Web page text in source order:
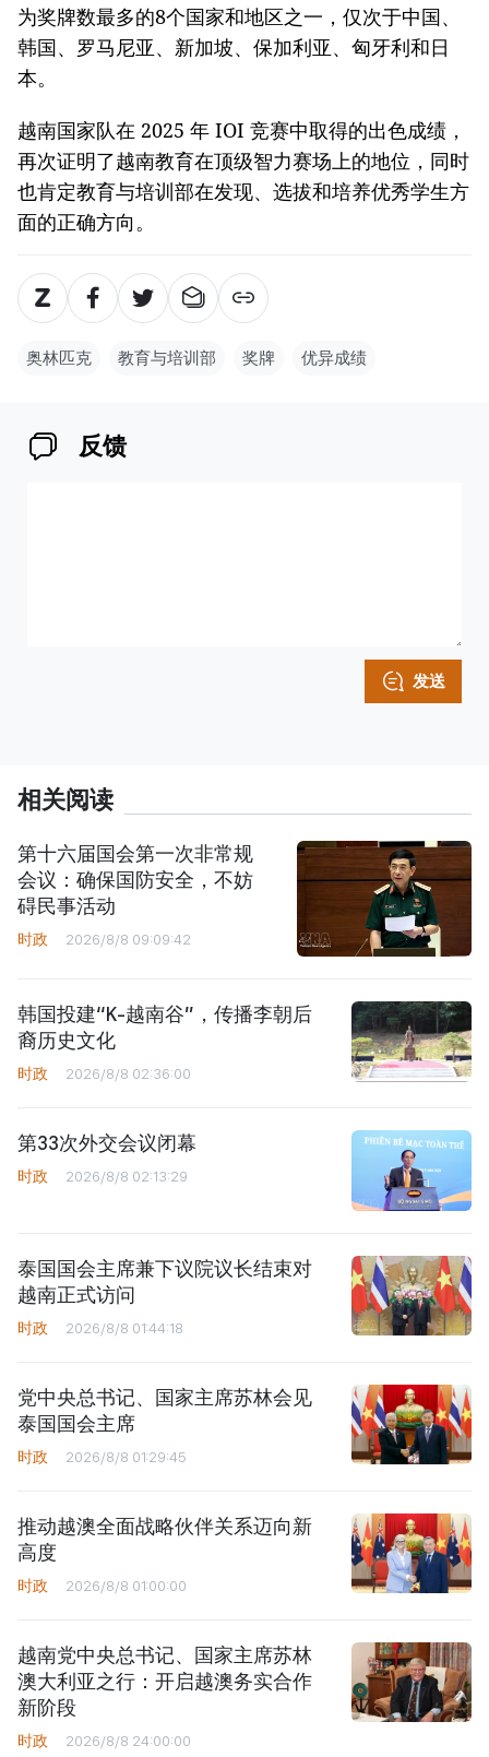
为奖牌数最多的8个国家和地区之一，仅次于中国、
韩国、罗马尼亚、新加坡、保加利亚、匈牙利和日
本。
越南国家队在 2025 年 IOI 竞赛中取得的出色成绩，
再次证明了越南教育在顶级智力赛场上的地位，同时
也肯定教育与培训部在发现、选拔和培养优秀学生方
面的正确方向。
奥林匹克 教育与培训部 奖牌 优异成绩
反馈
发送
相关阅读
第十六届国会第一次非常规
会议：确保国防安全，不妨
碍民事活动
时政 2026/8/8 09:09:42
韩国投建“K-越南谷”，传播李朝后
裔历史文化
时政 2026/8/8 02:36:00
第33次外交会议闭幕
时政 2026/8/8 02:13:29
泰国国会主席兼下议院议长结束对
越南正式访问
时政 2026/8/8 01:44:18
党中央总书记、国家主席苏林会见
泰国国会主席
时政 2026/8/8 01:29:45
推动越澳全面战略伙伴关系迈向新
高度
时政 2026/8/8 01:00:00
越南党中央总书记、国家主席苏林
澳大利亚之行：开启越澳务实合作
新阶段
时政 2026/8/8 24:00:00